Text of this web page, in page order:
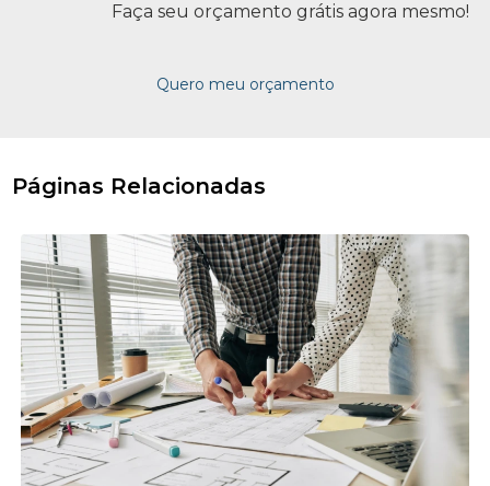
Faça seu orçamento grátis agora mesmo!
Quero meu orçamento
Páginas Relacionadas